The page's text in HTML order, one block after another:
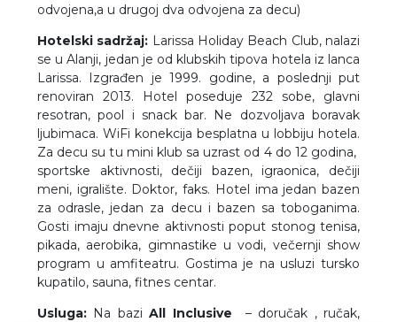
odvojena,a u drugoj dva odvojena za decu)
Hotelski sadržaj: Larissa Holiday Beach Club, nalazi
se u Alanji, jedan je od klubskih tipova hotela iz lanca
Larissa. Izgrađen je 1999. godine, a poslednji put
renoviran 2013. Hotel poseduje 232 sobe, glavni
resotran, pool i snack bar. Ne dozvoljava boravak
ljubimaca. WiFi konekcija besplatna u lobbiju hotela.
Za decu su tu mini klub sa uzrast od 4 do 12 godina,
sportske aktivnosti, dečiji bazen, igraonica, dečiji
meni, igralište. Doktor, faks. Hotel ima jedan bazen
za odrasle, jedan za decu i bazen sa toboganima.
Gosti imaju dnevne aktivnosti poput stonog tenisa,
pikada, aerobika, gimnastike u vodi, večernji show
program u amfiteatru. Gostima je na usluzi tursko
kupatilo, sauna, fitnes centar.
Usluga: Na baziAll Inclusive – doručak , ručak,